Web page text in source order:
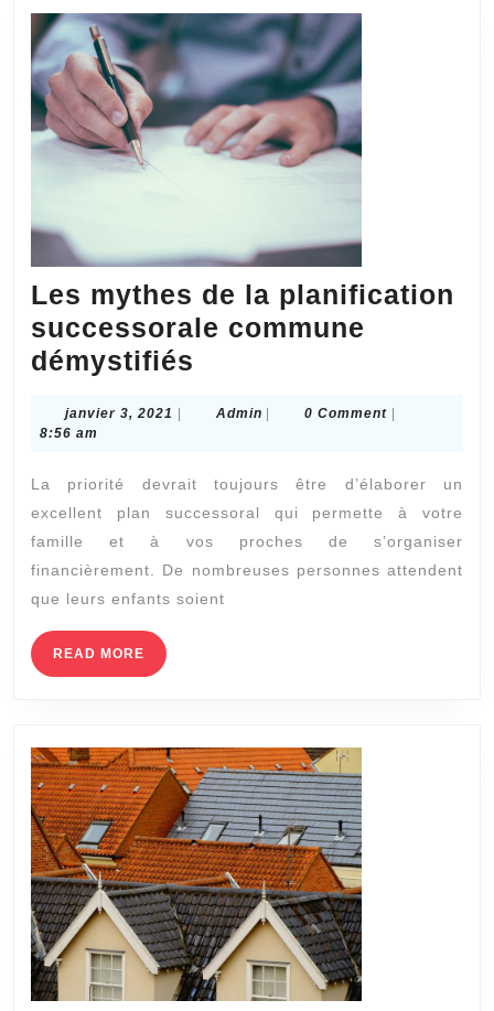
Les mythes de la planification
successorale commune
démystifiés
de
planification
successorale
commune
démystifiés
janvier 3, 2021 janvierAdminAdmin0 Comment
8:56 am
La priorité devrait toujours être d’élaborer un
excellent plan successoral qui permette à votre
famille et à vos proches de s’organiser
financièrement. De nombreuses personnes attendent
que leurs enfants soient
READ MORE READ
MORE